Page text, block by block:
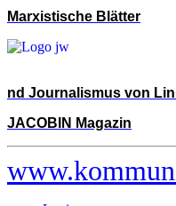
Marxistische Blätter
nd Journalismus von
JACOBIN Magazin